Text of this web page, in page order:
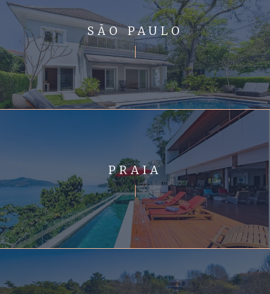
SÃO PAULO
PRAIA